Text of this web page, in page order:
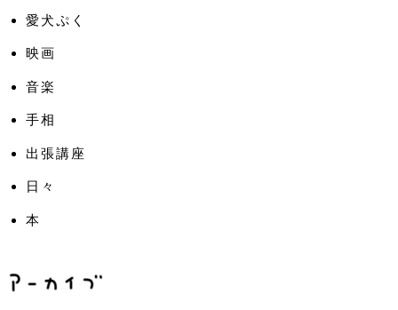
愛犬ぷく
映画
音楽
手相
出張講座
日々
本